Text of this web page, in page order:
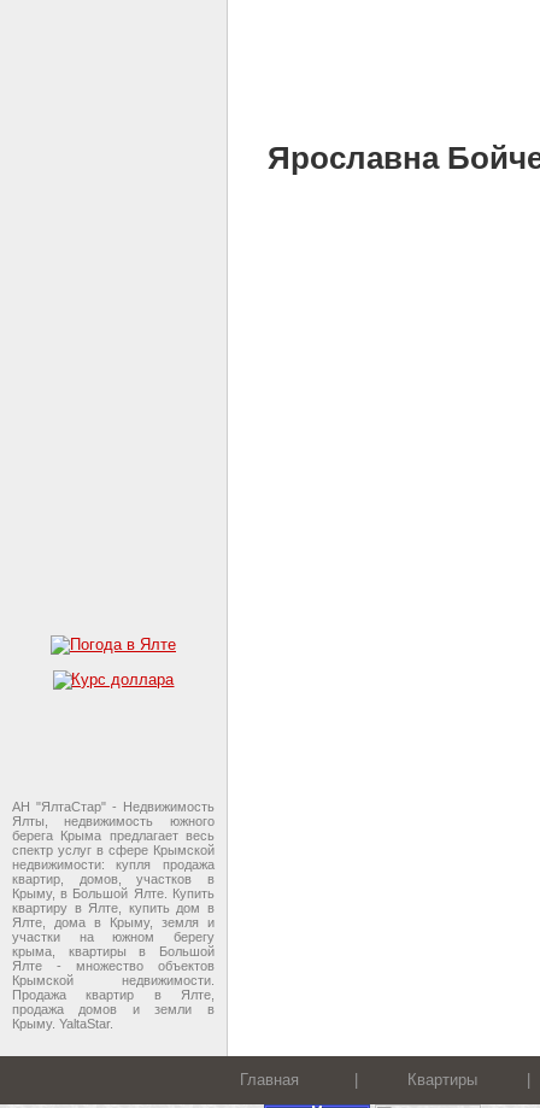
АН "ЯлтаСтар" - Недвижимость
Ялты, недвижимость южного
берега Крыма предлагает весь
спектр услуг в сфере Крымской
недвижимости: купля продажа
квартир, домов, участков в
Крыму, в Большой Ялте. Купить
квартиру в Ялте, купить дом в
Ялте, дома в Крыму, земля и
участки на южном берегу
крыма, квартиры в Большой
Ялте - множество объектов
Крымской недвижимости.
Продажа квартир в Ялте,
продажа домов и земли в
Крыму. YaltaStar.
Ярославна
Главная Квартиры